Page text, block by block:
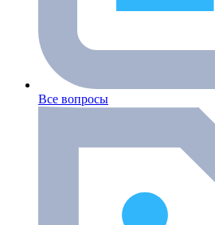
Все вопросы